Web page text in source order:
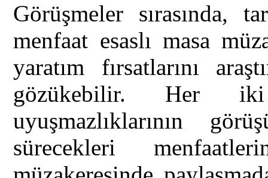
Görüşmeler sırasında,
menfaat esaslı masa
yaratım fırsatlarını
gözükebilir. Her
uyuşmazlıklarının
sürecekleri